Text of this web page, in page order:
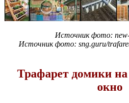
Источник фото:
Источник фото: sng.guru/
Трафарет домики
окно